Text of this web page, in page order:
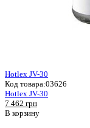
Hotlex JV-30
Код товара:03626
Hotlex JV-30
7 462 грн
В корзину